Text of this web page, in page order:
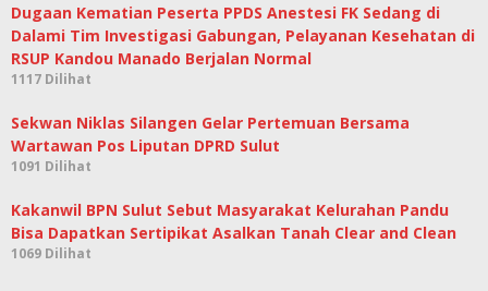
Dugaan Kematian Peserta PPDS Anestesi FK Sedang di
Dalami Tim Investigasi Gabungan, Pelayanan Kesehatan di
RSUP Kandou Manado Berjalan Normal
1117 Dilihat
Sekwan Niklas Silangen Gelar Pertemuan Bersama
Wartawan Pos Liputan DPRD Sulut
1091 Dilihat
Kakanwil BPN Sulut Sebut Masyarakat Kelurahan Pandu
Bisa Dapatkan Sertipikat Asalkan Tanah Clear and Clean
1069 Dilihat